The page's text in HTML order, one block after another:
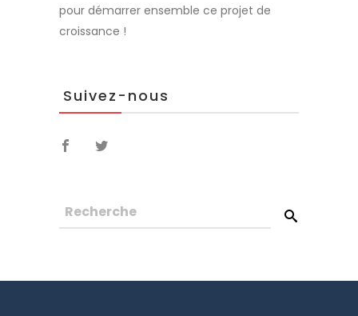
pour démarrer ensemble ce projet de
croissance !
Suivez-nous